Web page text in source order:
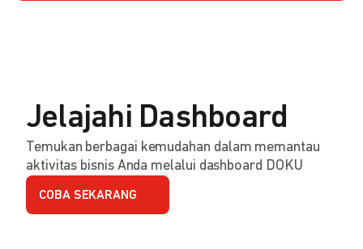
Jelajahi Dashboard
Temukan berbagai kemudahan dalam memantau
aktivitas bisnis Anda melalui dashboard DOKU
COBA SEKARANG